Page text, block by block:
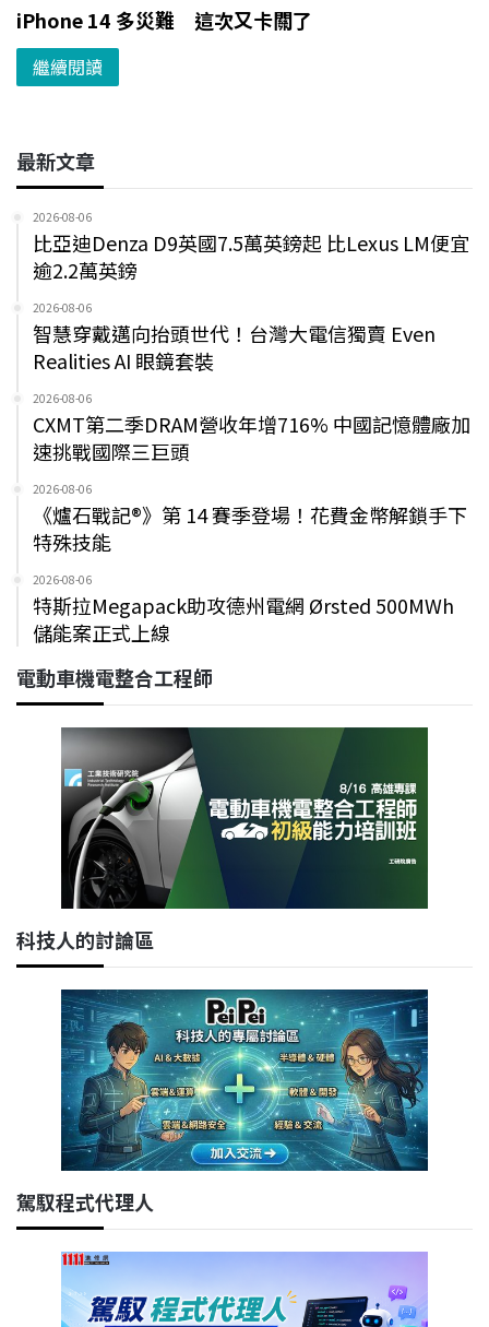
iPhone 14 多災難 這次又卡關了
繼續閱讀
最新文章
2026-08-06
比亞迪Denza D9英國7.5萬英鎊起 比Lexus LM便宜
逾2.2萬英鎊
2026-08-06
智慧穿戴邁向抬頭世代！台灣大電信獨賣 Even
Realities AI 眼鏡套裝
2026-08-06
CXMT第二季DRAM營收年增716% 中國記憶體廠加
速挑戰國際三巨頭
2026-08-06
《爐石戰記®》第 14 賽季登場！花費金幣解鎖手下
特殊技能
2026-08-06
特斯拉Megapack助攻德州電網 Ørsted 500MWh
儲能案正式上線
電動車機電整合工程師
科技人的討論區
駕馭程式代理人